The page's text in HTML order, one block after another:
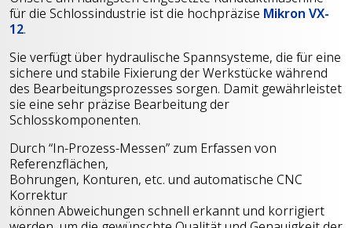
für die Schlossindustrie ist die hochpräzise Mikron VX-
12.
Sie verfügt über hydraulische Spannsysteme, die für eine
sichere und stabile Fixierung der Werkstücke während
des Bearbeitungsprozesses sorgen. Damit gewährleistet
sie eine sehr präzise Bearbeitung der
Schlosskomponenten.
Durch “In-Prozess-Messen” zum Erfassen von
Referenzflächen,
Bohrungen, Konturen, etc. und automatische CNC
Korrektur
können Abweichungen schnell erkannt und korrigiert